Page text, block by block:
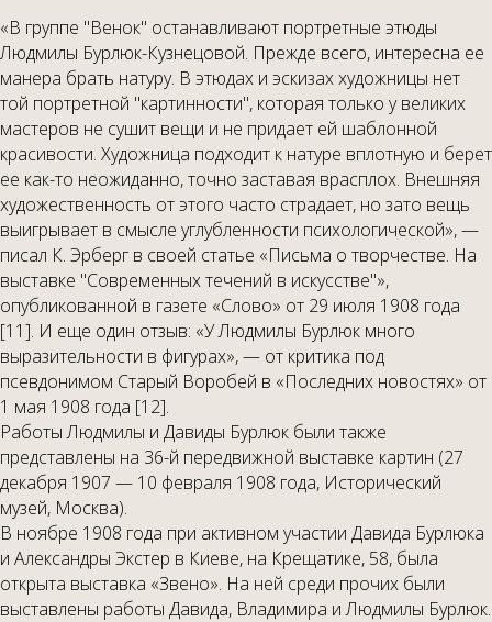
«В группе "Венок" останавливают портретные этюды
Людмилы Бурлюк-Кузнецовой. Прежде всего, интересна ее
манера брать натуру. В этюдах и эскизах художницы нет
той портретной "картинности", которая только у великих
мастеров не сушит вещи и не придает ей шаблонной
красивости. Художница подходит к натуре вплотную и берет
ее как-то неожиданно, точно заставая врасплох. Внешняя
художественность от этого часто страдает, но зато вещь
выигрывает в смысле углубленности психологической», —
писал К. Эрберг в своей статье «Письма о творчестве. На
выставке "Современных течений в искусстве"»,
опубликованной в газете «Слово» от 29 июля 1908 года
[11]. И еще один отзыв: «У Людмилы Бурлюк много
выразительности в фигурах», — от критика под
псевдонимом Старый Воробей в «Последних новостях» от
1 мая 1908 года [12].
Работы Людмилы и Давиды Бурлюк были также
представлены на 36-й передвижной выставке картин (27
декабря 1907 — 10 февраля 1908 года, Исторический
музей, Москва).
В ноябре 1908 года при активном участии Давида Бурлюка
и Александры Экстер в Киеве, на Крещатике, 58, была
открыта выставка «Звено». На ней среди прочих были
выставлены работы Давида, Владимира и Людмилы Бурлюк.